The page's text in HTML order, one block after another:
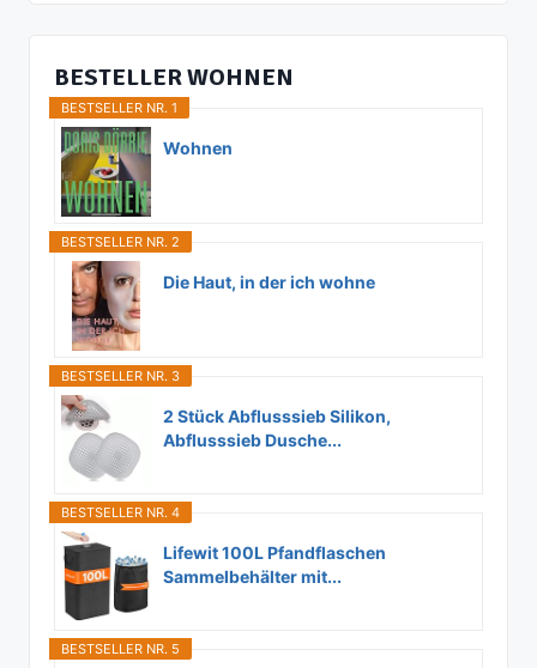
BESTELLER WOHNEN
BESTSELLER NR. 1
Wohnen
BESTSELLER NR. 2
Die Haut, in der ich wohne
BESTSELLER NR. 3
2 Stück Abflusssieb Silikon,
Abflusssieb Dusche...
BESTSELLER NR. 4
Lifewit 100L Pfandflaschen
Sammelbehälter mit...
BESTSELLER NR. 5